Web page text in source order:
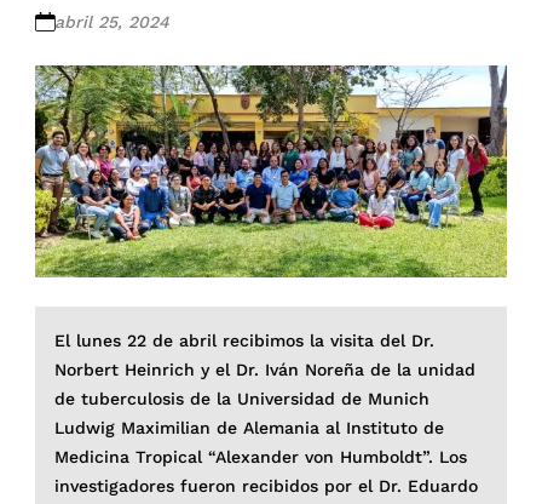
abril 25, 2024
El lunes 22 de abril recibimos la visita del Dr.
Norbert Heinrich y el Dr. Iván Noreña de la unidad
de tuberculosis de la Universidad de Munich
Ludwig Maximilian de Alemania al Instituto de
Medicina Tropical “Alexander von Humboldt”. Los
investigadores fueron recibidos por el Dr. Eduardo